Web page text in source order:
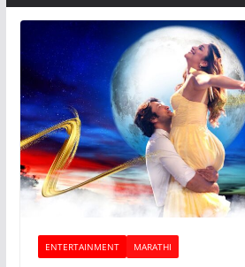
ENTERTAINMENT MARATHI